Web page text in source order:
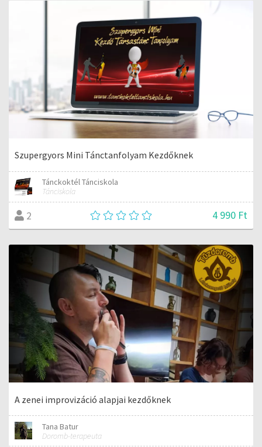
Szupergyors Mini Tánctanfolyam Kezdőknek
Tánckoktél Tánciskola
Tánciskola
2 4 990 Ft
A zenei improvizáció alapjai kezdőknek
Tana Batur
Doromb-terapeuta